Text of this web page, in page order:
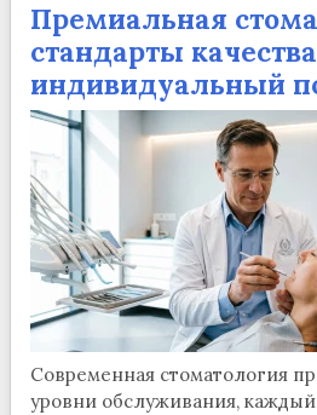
Премиальная
стандарты
индивидуальный
Современная стоматология
уровни обслуживания,